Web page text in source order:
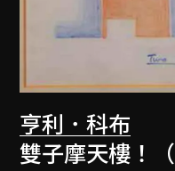
亨利．科布
雙子摩天樓！